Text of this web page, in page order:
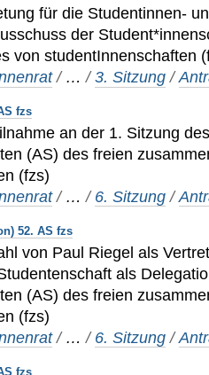
für die Studentinnen-
der
von studentInnenschaften
/ …/3. Sitzung /
fzs
an der 1. Sitzung
(AS) des freien
(fzs)
/ …/ 6. Sitzung /
52. AS fzs
von Paul Riegel als
als
(AS) des freien
(fzs)
/ …/ 6. Sitzung /
fzs